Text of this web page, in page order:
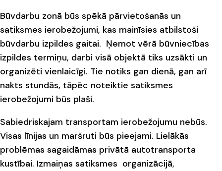
Būvdarbu zonā būs spēkā pārvietošanās un
satiksmes ierobežojumi, kas mainīsies atbilstoši
būvdarbu izpildes gaitai. Ņemot vērā būvniecības
izpildes termiņu, darbi visā objektā tiks uzsākti un
organizēti vienlaicīgi. Tie notiks gan dienā, gan arī
nakts stundās, tāpēc noteiktie satiksmes
ierobežojumi būs plaši.
Sabiedriskajam transportam ierobežojumu nebūs.
Visas līnijas un maršruti būs pieejami. Lielākās
problēmas sagaidāmas privātā autotransporta
kustībai. Izmaiņas satiksmes organizācijā,